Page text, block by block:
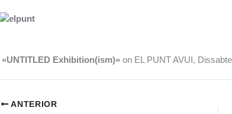
«UNTITLED Exhibition(ism)» on EL PUNT AVUI,
ANTERIOR